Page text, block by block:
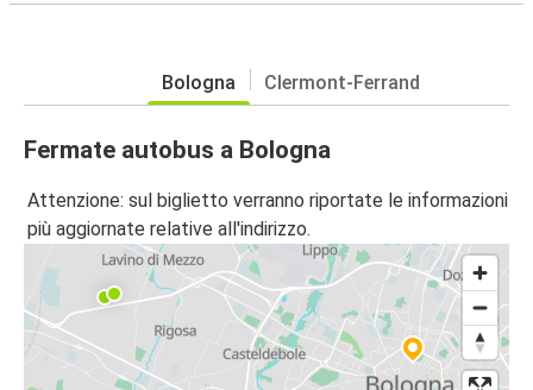
Bologna Clermont-Ferrand
Fermate autobus a Bologna
Attenzione: sul biglietto verranno riportate le informazioni
più aggiornate relative all'indirizzo.